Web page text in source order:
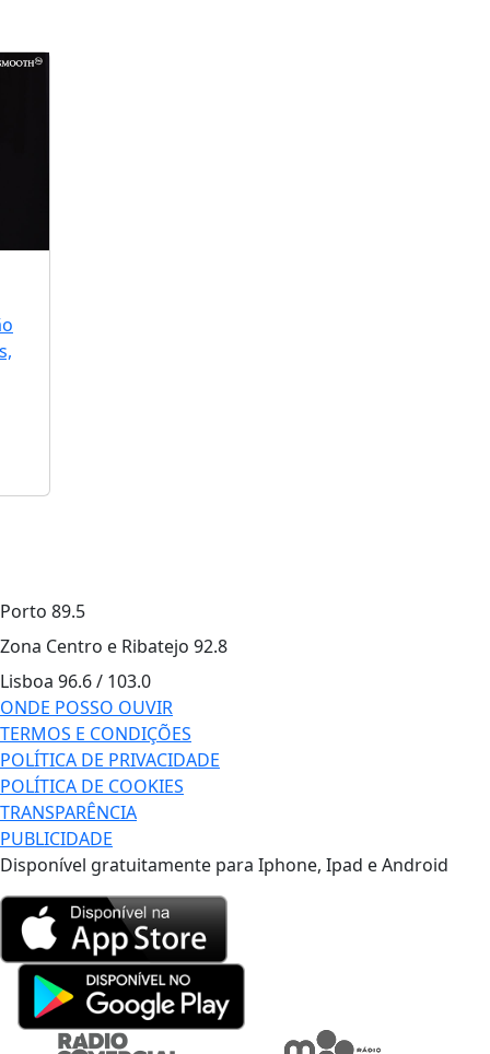
Porto 89.5
Zona Centro e Ribatejo 92.8
Lisboa 96.6 / 103.0
ONDE POSSO OUVIR
TERMOS E CONDIÇÕES
POLÍTICA DE PRIVACIDADE
POLÍTICA DE COOKIES
TRANSPARÊNCIA
PUBLICIDADE
Disponível gratuitamente para Iphone, Ipad e Android